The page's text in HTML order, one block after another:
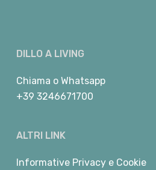
DILLO A LIVING
Chiama o Whatsapp
+39 3246671700
ALTRI LINK
Informative Privacy e Cookie